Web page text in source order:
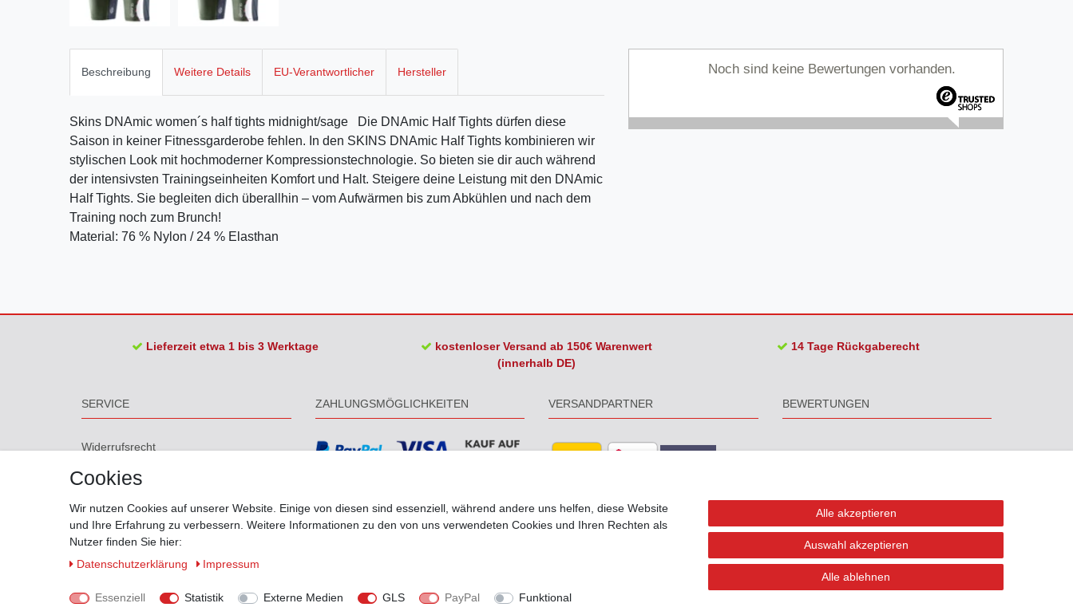
Beschreibung Weitere Details EU-Verantwortlicher Hersteller
Skins DNAmic women´s half tights midnight/sage Die DNAmic Half Tights dürfen diese
Saison in keiner Fitnessgarderobe fehlen. In den SKINS DNAmic Half Tights kombinieren wir
stylischen Look mit hochmoderner Kompressionstechnologie. So bieten sie dir auch während
der intensivsten Trainingseinheiten Komfort und Halt. Steigere deine Leistung mit den DNAmic
Half Tights. Sie begleiten dich überallhin – vom Aufwärmen bis zum Abkühlen und nach dem
Training noch zum Brunch!
Material: 76 % Nylon / 24 % Elasthan
Noch sind keine Bewertungen vorhanden.
Lieferzeit etwa 1 bis 3 Werktage
kostenloser Versand ab 150€ Warenwert
(innerhalb DE)
14 Tage Rückgaberecht
SERVICE
Widerrufs­recht
Impressum
AGB
Barrierefreiheitserklärung
Größentabelle
Biegungen
Kontakt
ZAHLUNGSMÖGLICHKEITEN VERSANDPARTNER BEWERTUNGEN
Cookies
Wir nutzen Cookies auf unserer Website. Einige von diesen sind essenziell, während andere uns helfen, diese Website
und Ihre Erfahrung zu verbessern. Weitere Informationen zu den von uns verwendeten Cookies und Ihren Rechten als
Nutzer finden Sie hier:
Daten­schutz­erklärung
Impressum
Essenziell Statistik Externe Medien GLS PayPal Funktional
Alle akzeptieren
Auswahl akzeptieren
Alle ablehnen